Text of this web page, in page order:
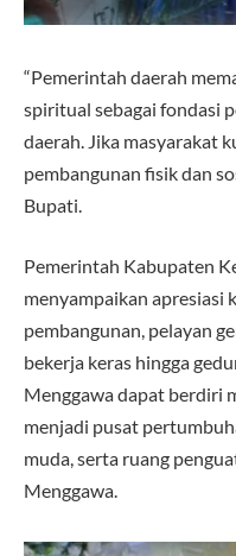
“Pemerintah daerah
spiritual sebagai fondasi
daerah. Jika masyarakat
pembangunan fisik dan
Bupati.
Pemerintah Kabupaten
menyampaikan apresiasi
pembangunan, pelayan
bekerja keras hingga
Menggawa dapat berdiri
menjadi pusat
muda, serta ruang
Menggawa.